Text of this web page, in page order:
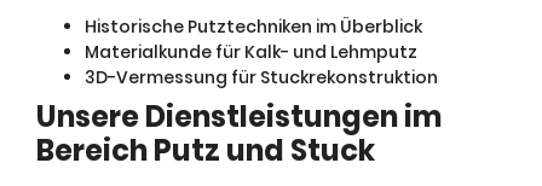
Historische Putztechniken im Überblick
Materialkunde für Kalk- und Lehmputz
3D-Vermessung für Stuckrekonstruktion
Unsere Dienstleistungen im
Bereich Putz und Stuck